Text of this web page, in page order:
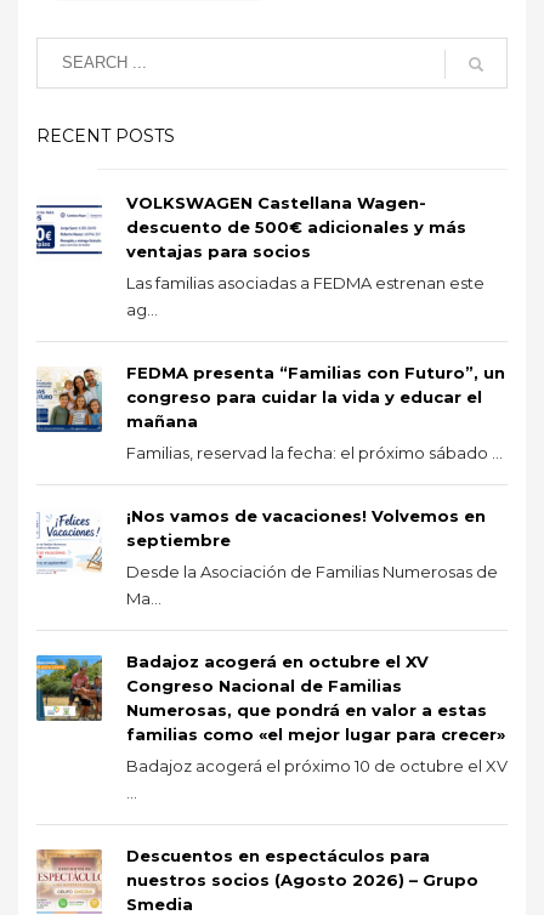
RECENT POSTS
VOLKSWAGEN Castellana Wagen-
descuento de 500€ adicionales y más
ventajas para socios
Las familias asociadas a FEDMA estrenan este
ag...
FEDMA presenta “Familias con Futuro”, un
congreso para cuidar la vida y educar el
mañana
Familias, reservad la fecha: el próximo sábado ...
¡Nos vamos de vacaciones! Volvemos en
septiembre
Desde la Asociación de Familias Numerosas de
Ma...
Badajoz acogerá en octubre el XV
Congreso Nacional de Familias
Numerosas, que pondrá en valor a estas
familias como «el mejor lugar para crecer»
Badajoz acogerá el próximo 10 de octubre el XV
Descuentos en espectáculos para
nuestros socios (Agosto 2026) – Grupo
Smedia